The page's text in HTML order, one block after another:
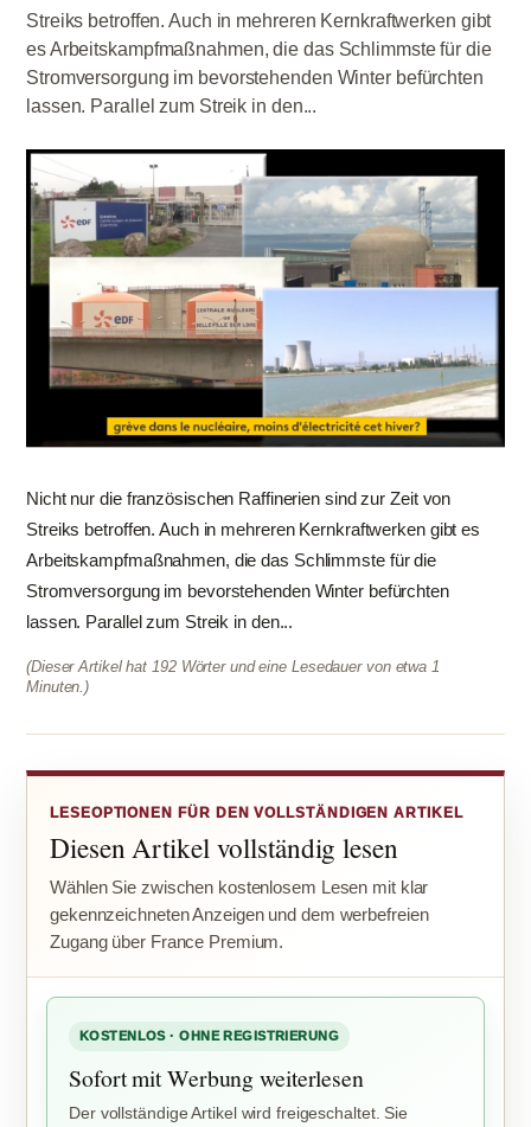
Streiks betroffen. Auch in mehreren Kernkraftwerken gibt
es Arbeitskampfmaßnahmen, die das Schlimmste für die
Stromversorgung im bevorstehenden Winter befürchten
lassen. Parallel zum Streik in den...
Nicht nur die französischen Raffinerien sind zur Zeit von
Streiks betroffen. Auch in mehreren Kernkraftwerken gibt es
Arbeitskampfmaßnahmen, die das Schlimmste für die
Stromversorgung im bevorstehenden Winter befürchten
lassen. Parallel zum Streik in den...
(Dieser Artikel hat 192 Wörter und eine Lesedauer von etwa 1
Minuten.)
LESEOPTIONEN FÜR DEN VOLLSTÄNDIGEN ARTIKEL
Diesen Artikel vollständig lesen
Wählen Sie zwischen kostenlosem Lesen mit klar
gekennzeichneten Anzeigen und dem werbefreien
Zugang über France Premium.
KOSTENLOS · OHNE REGISTRIERUNG
Sofort mit Werbung weiterlesen
Der vollständige Artikel wird freigeschaltet. Sie